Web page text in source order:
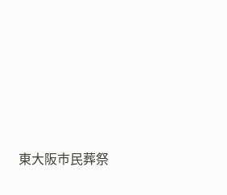
東大阪市民葬祭